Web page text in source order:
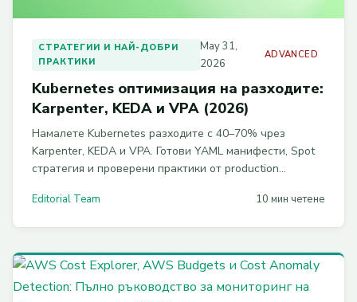
СТРАТЕГИИ И НАЙ-ДОБРИ
ПРАКТИКИ
May 31,
2026
ADVANCED
Kubernetes оптимизация на разходите:
Karpenter, KEDA и VPA (2026)
Намалете Kubernetes разходите с 40–70% чрез
Karpenter, KEDA и VPA. Готови YAML манифести, Spot
стратегия и проверени практики от production
Editorial Team 10 мин четене